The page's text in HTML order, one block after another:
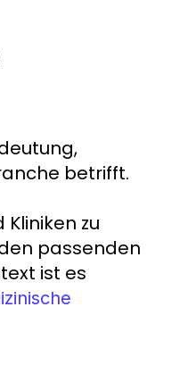
betrifft.
zu
passenden
ist es